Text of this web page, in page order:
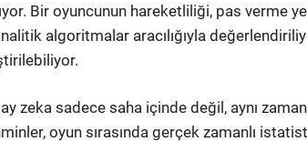
Bir oyuncunun hareketliliği, pas verme
algoritmalar aracılığıyla
zeka sadece saha içinde değil, aynı
oyun sırasında gerçek zamanlı